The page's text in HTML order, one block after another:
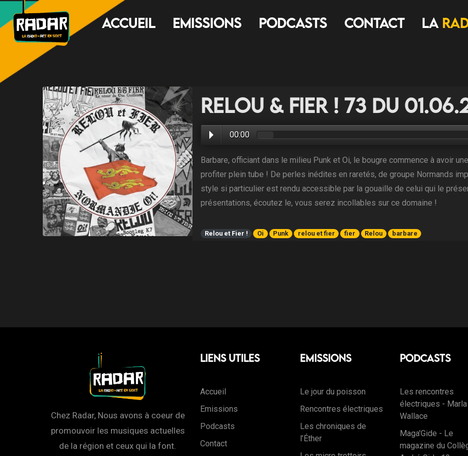
Accueil Emissions Podcasts Contact LA
Relou & Fier ! 73 du
00:00
Barbare, officiant dans le milieu Punk et Oi, le bougre commence à avoir
profiter plein tube ! De perles inédites en raretés, de groupe Normands
style si particulier est rendu accessible par la gouaille de celui qui le
présentations, écoutez le, vous serez incollables sur ce domaine !
Relou et Fier ! Oi Punk relou et fier fier Relou barbare
Chez Radar, Nous avons à coeur de
promouvoir les musiques actuelles
de la région et ceux qui la font.
Liens Utiles
Accueil
Emissions
Podcasts
Contact
Emissions
Le jour du poisson
Rencontres électriques
Les chroniques de
l’Éther
Podcasts
Les rencontres
électriques - Marla
Wallace
Maga'Gide - Le
magazine du